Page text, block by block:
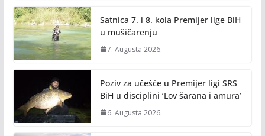
o
k
n
k
Satnica 7. i 8. kola Premijer lige BiH
u mušičarenju
7. Augusta 2026.
Poziv za učešće u Premijer ligi SRS
BiH u disciplini ‘Lov šarana i amura’
6. Augusta 2026.